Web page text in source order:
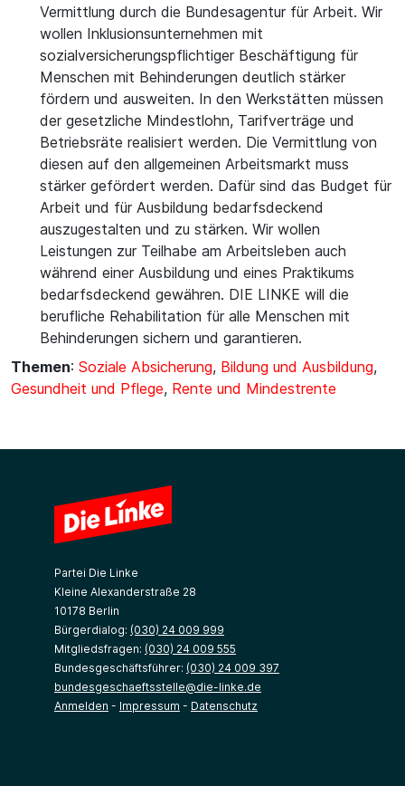
Vermittlung durch die Bundesagentur für Arbeit. Wir
wollen Inklusionsunternehmen mit
sozialversicherungspflichtiger Beschäftigung für
Menschen mit Behinderungen deutlich stärker
fördern und ausweiten. In den Werkstätten müssen
der gesetzliche Mindestlohn, Tarifverträge und
Betriebsräte realisiert werden. Die Vermittlung von
diesen auf den allgemeinen Arbeitsmarkt muss
stärker gefördert werden. Dafür sind das Budget für
Arbeit und für Ausbildung bedarfsdeckend
auszugestalten und zu stärken. Wir wollen
Leistungen zur Teilhabe am Arbeitsleben auch
während einer Ausbildung und eines Praktikums
bedarfsdeckend gewähren. DIE LINKE will die
berufliche Rehabilitation für alle Menschen mit
Behinderungen sichern und garantieren.
Themen: Soziale Absicherung, Bildung und Ausbildung,
Gesundheit und Pflege, Rente und Mindestrente
Partei Die Linke
Kleine Alexanderstraße 28
10178 Berlin
Bürgerdialog: (030) 24 009 999
Mitgliedsfragen: (030) 24 009 555
Bundesgeschäftsführer: (030) 24 009 397
bundesgeschaeftsstelle@die-linke.de
Anmelden - Impressum - Datenschutz